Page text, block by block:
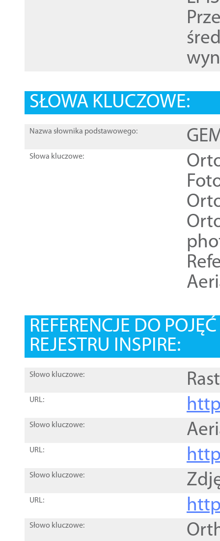
SŁOWA KLUCZOWE:
Nazwa słownika podstawowego:
Słowa kluczowe:
REFERENCJE DO
REJESTRU INSPIRE:
Słowo kluczowe:
URL:
Słowo kluczowe:
URL:
Słowo kluczowe:
URL:
Słowo kluczowe: